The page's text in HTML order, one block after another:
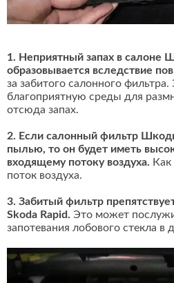
1. Неприятный запах в салоне
образовывается вследствие
за забитого салонного фильтра.
благоприятную среды для
отсюда запах.
2. Если салонный фильтр
пылью, то он будет иметь
входящему потоку воздуха.
поток воздуха.
3. Забитый фильтр
Skoda Rapid. Это может
запотевания лобового стекла